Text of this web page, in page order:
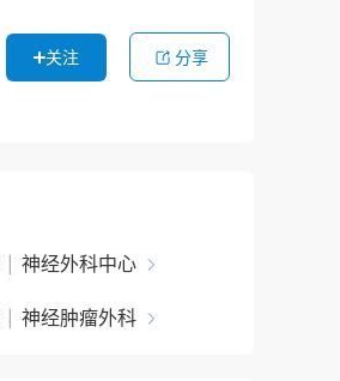
关注 分享
神经外科中心
神经肿瘤外科